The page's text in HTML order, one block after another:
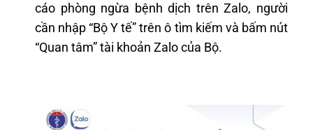
cáo phòng ngừa bệnh dịch trên Zalo, người
cần nhập “Bộ Y tế” trên ô tìm kiếm và bấm nút
“Quan tâm” tài khoản Zalo của Bộ.